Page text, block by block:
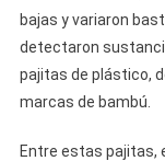
bajas y variaron
detectaron
pajitas de plástico,
marcas de bambú.
Entre estas pajitas,